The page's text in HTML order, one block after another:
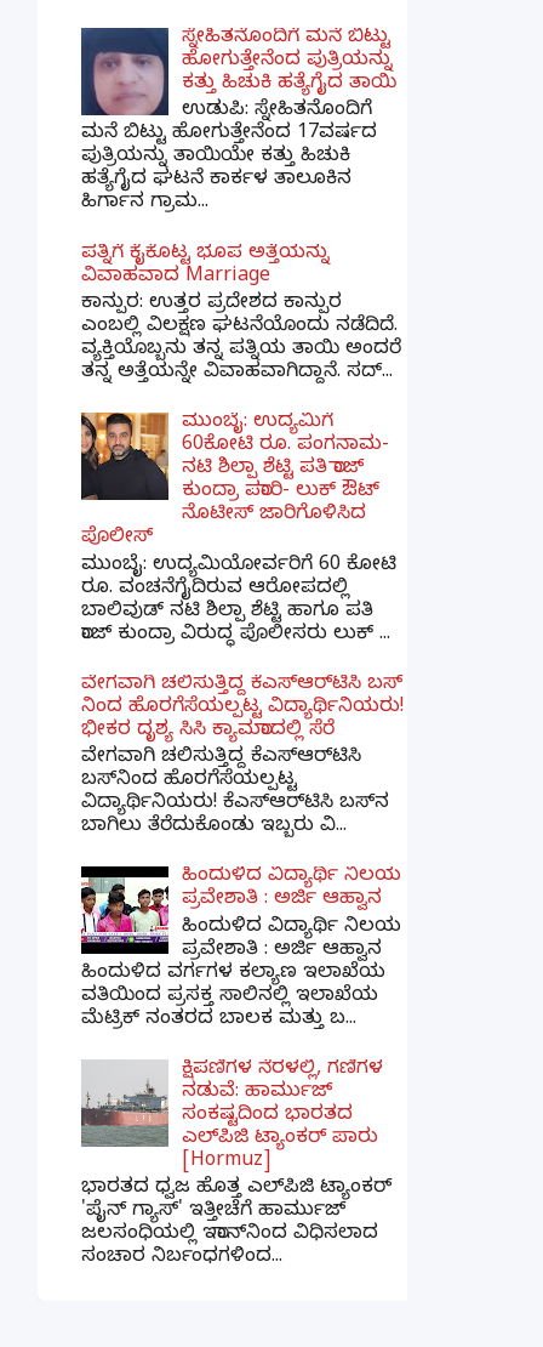
ಸ್ನೇಹಿತನೊಂದಿಗೆ ಮನೆ ಬಿಟ್ಟು
ಹೋಗುತ್ತೇನೆಂದ ಪುತ್ರಿಯನ್ನು
ಕತ್ತು ಹಿಚುಕಿ ಹತ್ಯೆಗೈದ ತಾಯಿ
ಉಡುಪಿ: ಸ್ನೇಹಿತನೊಂದಿಗೆ
ಮನೆ ಬಿಟ್ಟು ಹೋಗುತ್ತೇನೆಂದ 17ವರ್ಷದ
ಪುತ್ರಿಯನ್ನು ತಾಯಿಯೇ ಕತ್ತು ಹಿಚುಕಿ
ಹತ್ಯೆಗೈದ ಘಟನೆ ಕಾರ್ಕಳ ತಾಲೂಕಿನ
ಹಿರ್ಗಾನ ಗ್ರಾಮ...
ಪತ್ನಿಗೆ ಕೈಕೊಟ್ಟ ಭೂಪ ಅತ್ತೆಯನ್ನು
ವಿವಾಹವಾದ Marriage
ಕಾನ್ಪುರ: ಉತ್ತರ ಪ್ರದೇಶದ ಕಾನ್ಪುರ
ಎಂಬಲ್ಲಿ ವಿಲಕ್ಷಣ ಘಟನೆಯೊಂದು ನಡೆದಿದೆ.
ವ್ಯಕ್ತಿಯೊಬ್ಬನು ತನ್ನ ಪತ್ನಿಯ ತಾಯಿ ಅಂದರೆ
ತನ್ನ ಅತ್ತೆಯನ್ನೇ ವಿವಾಹವಾಗಿದ್ದಾನೆ. ಸದ್...
ಮುಂಬೈ: ಉದ್ಯಮಿಗೆ
60ಕೋಟಿ ರೂ. ಪಂಗನಾಮ-
ನಟಿ ಶಿಲ್ಪಾ ಶೆಟ್ಟಿ ಪತಿ ರಾಜ್
ಕುಂದ್ರಾ ಪರಾರಿ- ಲುಕ್ ಔಟ್
ನೊಟೀಸ್ ಜಾರಿಗೊಳಿಸಿದ
ಪೊಲೀಸ್
ಮುಂಬೈ: ಉದ್ಯಮಿಯೋರ್ವರಿಗೆ 60 ಕೋಟಿ
ರೂ. ವಂಚನೆಗೈದಿರುವ ಆರೋಪದಲ್ಲಿ
ಬಾಲಿವುಡ್ ನಟಿ ಶಿಲ್ಪಾ ಶೆಟ್ಟಿ ಹಾಗೂ ಪತಿ
ರಾಜ್ ಕುಂದ್ರಾ ವಿರುದ್ಧ ಪೊಲೀಸರು ಲುಕ್ ...
ವೇಗವಾಗಿ ಚಲಿಸುತ್ತಿದ್ದ ಕೆಎಸ್​ಆರ್​ಟಿಸಿ ಬಸ್​
ನಿಂದ ಹೊರಗೆಸೆಯಲ್ಪಟ್ಟ ವಿದ್ಯಾರ್ಥಿನಿಯರು!
ಭೀಕರ ದೃಶ್ಯ ಸಿಸಿ ಕ್ಯಾಮರಾದಲ್ಲಿ ಸೆರೆ
ವೇಗವಾಗಿ ಚಲಿಸುತ್ತಿದ್ದ ಕೆಎಸ್‌ಆರ್‌ಟಿಸಿ
ಬಸ್‌ನಿಂದ ಹೊರಗೆಸೆಯಲ್ಪಟ್ಟ
ವಿದ್ಯಾರ್ಥಿನಿಯರು! ಕೆಎಸ್‌ಆರ್‌ಟಿಸಿ ಬಸ್‌ನ
ಬಾಗಿಲು ತೆರೆದುಕೊಂಡು ಇಬ್ಬರು ವಿ...
ಹಿಂದುಳಿದ ವಿದ್ಯಾರ್ಥಿ ನಿಲಯ
ಪ್ರವೇಶಾತಿ : ಅರ್ಜಿ ಆಹ್ವಾನ
ಹಿಂದುಳಿದ ವಿದ್ಯಾರ್ಥಿ ನಿಲಯ
ಪ್ರವೇಶಾತಿ : ಅರ್ಜಿ ಆಹ್ವಾನ
ಹಿಂದುಳಿದ ವರ್ಗಗಳ ಕಲ್ಯಾಣ ಇಲಾಖೆಯ
ವತಿಯಿಂದ ಪ್ರಸಕ್ತ ಸಾಲಿನಲ್ಲಿ ಇಲಾಖೆಯ
ಮೆಟ್ರಿಕ್ ನಂತರದ ಬಾಲಕ ಮತ್ತು ಬ...
ಕ್ಷಿಪಣಿಗಳ ನೆರಳಲ್ಲಿ, ಗಣಿಗಳ
ನಡುವೆ: ಹಾರ್ಮುಜ್
ಸಂಕಷ್ಟದಿಂದ ಭಾರತದ
ಎಲ್‌ಪಿಜಿ ಟ್ಯಾಂಕರ್ ಪಾರು
[Hormuz]
ಭಾರತದ ಧ್ವಜ ಹೊತ್ತ ಎಲ್‌ಪಿಜಿ ಟ್ಯಾಂಕರ್
'ಪೈನ್ ಗ್ಯಾಸ್' ಇತ್ತೀಚೆಗೆ ಹಾರ್ಮುಜ್
ಜಲಸಂಧಿಯಲ್ಲಿ ಇರಾನ್‌ನಿಂದ ವಿಧಿಸಲಾದ
ಸಂಚಾರ ನಿರ್ಬಂಧಗಳಿಂದ...